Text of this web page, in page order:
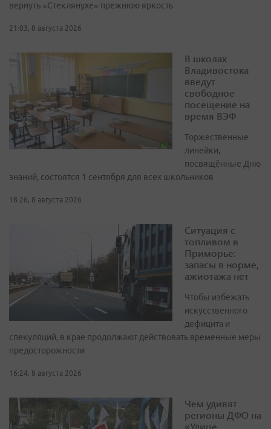
вернуть «Стеклянухе» прежнюю яркость
21:03, 8 августа 2026
В школах
Владивостока
введут
свободное
посещение на
время ВЭФ
Торжественные
линейки,
посвящённые Дню
знаний, состоятся 1 сентября для всех школьников
18:26, 8 августа 2026
Ситуация с
топливом в
Приморье:
запасы в норме,
ажиотажа нет
Чтобы избежать
искусственного
дефицита и
спекуляций, в крае продолжают действовать временные меры
предосторожности
16:24, 8 августа 2026
Чем удивят
регионы ДФО на